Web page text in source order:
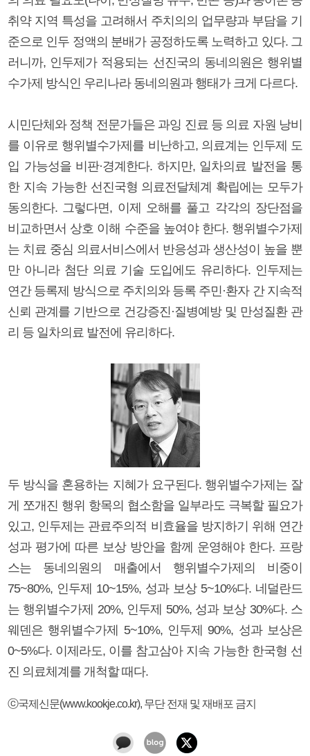
취약 지역 특성을 고려해서 주치의의 업무량과 부담을 기
준으로 인두 정액의 분배가 공정하도록 노력하고 있다. 그
러니까, 인두제가 적용되는 선진국의 동네의원은 행위별
수가제 방식인 우리나라 동네의원과 행태가 크게 다르다.
시민단체와 정책 전문가들은 과잉 진료 등 의료 자원 낭비
를 이유로 행위별수가제를 비난하고, 의료계는 인두제 도
입 가능성을 비판·경계한다. 하지만, 일차의료 발전을 통
한 지속 가능한 선진국형 의료전달체계 확립에는 모두가
동의한다. 그렇다면, 이제 오해를 풀고 각각의 장단점을
비교하면서 상호 이해 수준을 높여야 한다. 행위별수가제
는 치료 중심 의료서비스에서 반응성과 생산성이 높을 뿐
만 아니라 첨단 의료 기술 도입에도 유리하다. 인두제는
연간 등록제 방식으로 주치의와 등록 주민·환자 간 지속적
신뢰 관계를 기반으로 건강증진·질병예방 및 만성질환 관
리 등 일차의료 발전에 유리하다.
두 방식을 혼용하는 지혜가 요구된다. 행위별수가제는 잘
게 쪼개진 행위 항목의 협소함을 일부라도 극복할 필요가
있고, 인두제는 관료주의적 비효율을 방지하기 위해 연간
성과 평가에 따른 보상 방안을 함께 운영해야 한다. 프랑
스는 동네의원의 매출에서 행위별수가제의 비중이
75~80%, 인두제 10~15%, 성과 보상 5~10%다. 네덜란드
는 행위별수가제 20%, 인두제 50%, 성과 보상 30%다. 스
웨덴은 행위별수가제 5~10%, 인두제 90%, 성과 보상은
0~5%다. 이제라도, 이를 참고삼아 지속 가능한 한국형 선
진 의료체계를 개척할 때다.
ⓒ국제신문(www.kookje.co.kr), 무단 전재 및 재배포 금지